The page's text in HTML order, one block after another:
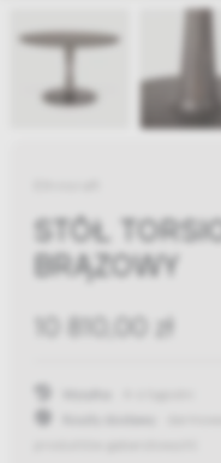
STÓŁ
BRĄZOWY
10 810,00 zł